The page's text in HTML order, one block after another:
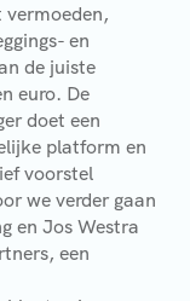
vermoeden,
en
de juiste
euro. De
doet een
platform en
voorstel
we verder gaan
en Jos Westra
een